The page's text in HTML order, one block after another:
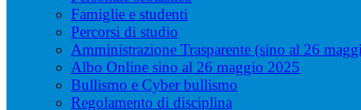
Famiglie e studenti
Percorsi di studio
Amministrazione Trasparente (sino al 26
Albo Online sino al 26 maggio 2025
Bullismo e Cyber bullismo
Regolamento di disciplina